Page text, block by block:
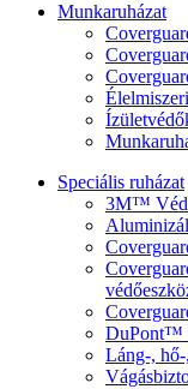
Munkaruházat
Speciális ruházat
3M™
DuPont™
Láng-,